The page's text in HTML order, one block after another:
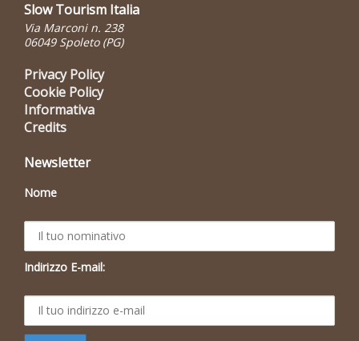
Slow Tourism Italia
Via Marconi n. 238
06049 Spoleto (PG)
Privacy Policy
Cookie Policy
Informativa
Credits
Newsletter
Nome
Indirizzo E-mail: